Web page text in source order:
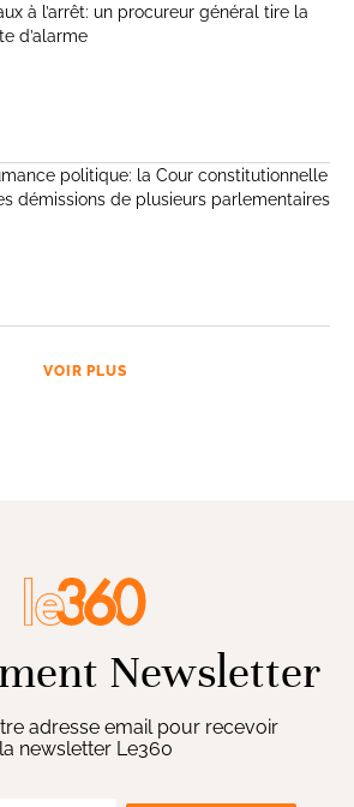
à l’arrêt: un procureur général tire la
d’alarme
politique: la Cour constitutionnelle
démissions de plusieurs parlementaires
VOIR PLUS
Newsletter
adresse email pour recevoir
la newsletter Le360